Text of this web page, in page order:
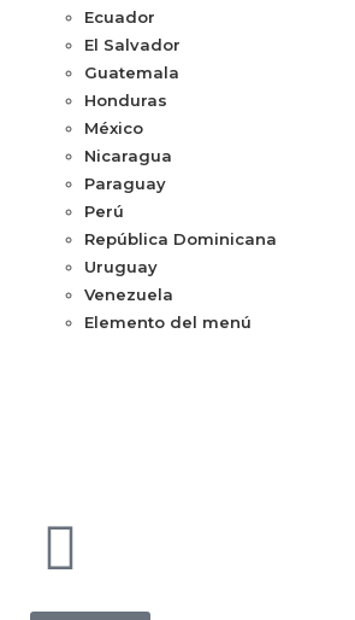
Ecuador
El Salvador
Guatemala
Honduras
México
Nicaragua
Paraguay
Perú
República Dominicana
Uruguay
Venezuela
Elemento del menú